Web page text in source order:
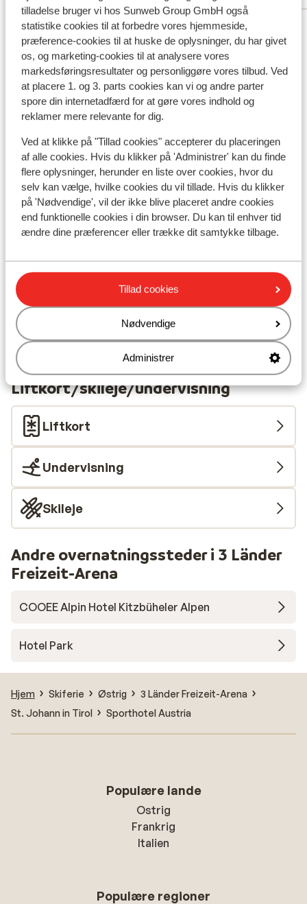
tilladelse bruger vi hos Sunweb Group GmbH også
statistike cookies til at forbedre vores hjemmeside,
præference-cookies til at huske de oplysninger, du har givet
os, og marketing-cookies til at analysere vores
markedsføringsresultater og personliggøre vores tilbud. Ved
at placere 1. og 3. parts cookies kan vi og andre parter
spore din internetadfærd for at gøre vores indhold og
reklamer mere relevante for dig.
Ved at klikke på "Tillad cookies" accepterer du placeringen
af alle cookies. Hvis du klikker på 'Administrer' kan du finde
flere oplysninger, herunder en liste over cookies, hvor du
selv kan vælge, hvilke cookies du vil tillade. Hvis du klikker
på 'Nødvendige', vil der ikke blive placeret andre cookies
end funktionelle cookies i din browser. Du kan til enhver tid
ændre dine præferencer eller trække dit samtykke tilbage.
Tillad cookies
Nødvendige
Administrer
Se alle 13 anmeldelser
Lokation
I området
Afstand til centrum: ca. 350 meter
Afstand til togstation ca. 500 meter
Afstand til busstoppested ca. 500 meter
Afstand til skipiste ca. 100 meter
Afstand til skilift ca. 100 meter
Afstand til nærmeste butikker ca. 350 meter
Afstand til nærmeste kiosk ca. 350 meter
Liftkort/skileje/undervisning
Liftkort
Undervisning
Skileje
Andre overnatningssteder i 3 Länder
Freizeit-Arena
COOEE Alpin Hotel Kitzbüheler Alpen
Hotel Park
Hjem Skiferie Østrig
3 Länder Freizeit-Arena
St. Johann in Tirol
Sporthotel Austria
Populære lande
Ostrig
Frankrig
Italien
Populære regioner